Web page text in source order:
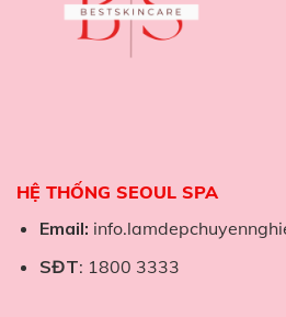
HỆ THỐNG SEOUL SPA
Email:
SĐT: 1800 3333